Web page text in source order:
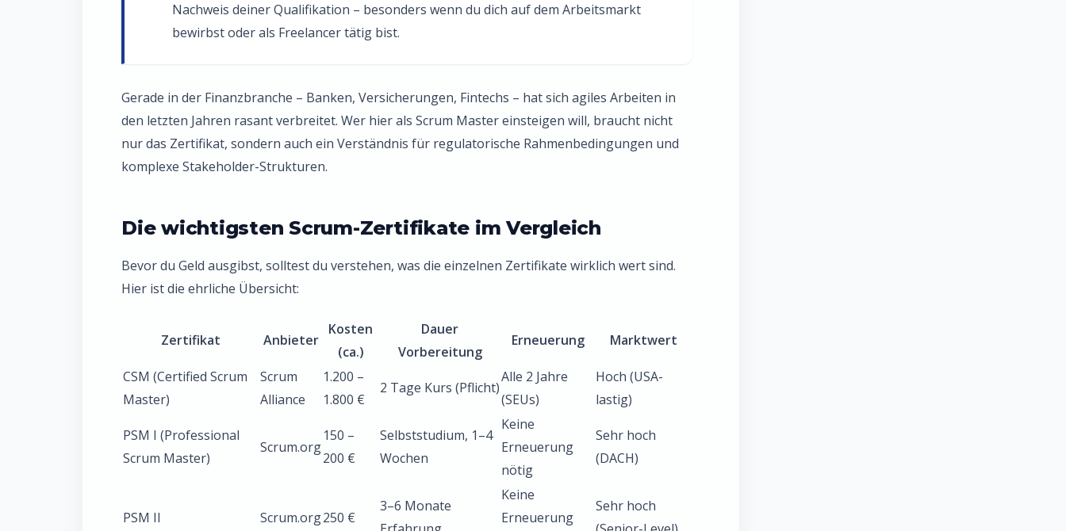
Nachweis deiner Qualifikation – besonders wenn du dich auf dem Arbeitsmarkt
bewirbst oder als Freelancer tätig bist.
Gerade in der Finanzbranche – Banken, Versicherungen, Fintechs – hat sich agiles Arbeiten in
den letzten Jahren rasant verbreitet. Wer hier als Scrum Master einsteigen will, braucht nicht
nur das Zertifikat, sondern auch ein Verständnis für regulatorische Rahmenbedingungen und
komplexe Stakeholder-Strukturen.
Die wichtigsten Scrum-Zertifikate im Vergleich
Bevor du Geld ausgibst, solltest du verstehen, was die einzelnen Zertifikate wirklich wert sind.
Hier ist die ehrliche Übersicht:
Zertifikat Anbieter
Kosten
(ca.)
Dauer
Vorbereitung
Erneuerung Marktwert
CSM (Certified Scrum
Master)
Scrum
Alliance
1.200 –
1.800 €
2 Tage Kurs (Pflicht)
Alle 2 Jahre
(SEUs)
Hoch (USA-
lastig)
PSM I (Professional
Scrum Master)
Scrum.org
150 –
200 €
Selbststudium, 1–4
Wochen
Keine
Erneuerung
nötig
Sehr hoch
(DACH)
PSM II Scrum.org250 €
3–6 Monate
Keine
Erneuerung
Sehr hoch